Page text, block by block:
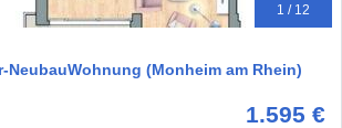
1 / 12
NeubauWohnung (Monheim am Rhein)
1.595 €